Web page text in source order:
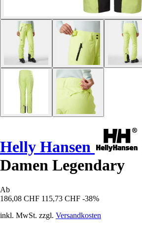
Helly Hansen
Damen Legendary
Ab
186,08 CHF 115,73 CHF -38%
inkl. MwSt. zzgl. Versandkosten